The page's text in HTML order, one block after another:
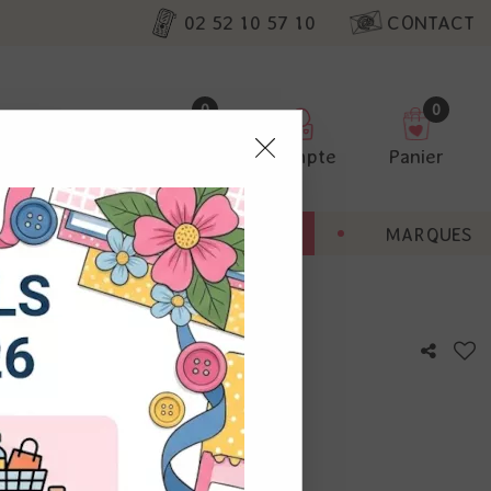
02 52 10 57 10 CONTACT
0
Compte
0
Panier
BONNES AFFAIRES MARQUES
- AALL & Create
avis !
nos
non
Vous
à droite